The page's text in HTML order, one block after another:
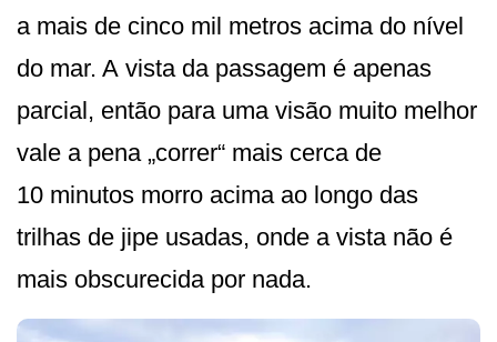
a mais de cinco mil metros acima do nível
do mar. A vista da passagem é apenas
parcial, então para uma visão muito melhor
vale a pena „correr“ mais cerca de
10 minutos morro acima ao longo das
trilhas de jipe usadas, onde a vista não é
mais obscurecida por nada.